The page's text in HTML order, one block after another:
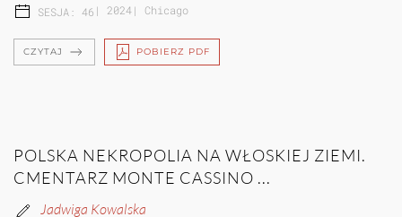
SESJA: 46 | 2024| Chicago
CZYTAJ POBIERZ PDF
POLSKA NEKROPOLIA NA WŁOSKIEJ ZIEMI.
CMENTARZ MONTE CASSINO ...
Jadwiga Kowalska